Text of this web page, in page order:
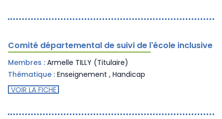
Comité départemental de suivi de l'école inclusive
Membres : Armelle TILLY (Titulaire)
Thématique : Enseignement , Handicap
VOIR LA FICHE